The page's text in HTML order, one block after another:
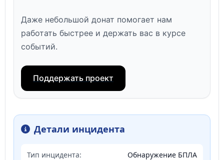
Даже небольшой донат помогает нам
работать быстрее и держать вас в курсе
событий.
Поддержать проект
Детали инцидента
Тип инцидента: Обнаружение БПЛА